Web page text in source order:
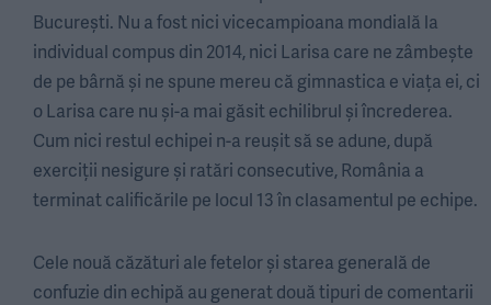
București. Nu a fost nici vicecampioana mondială la
individual compus din 2014, nici Larisa care ne zâmbește
de pe bârnă și ne spune mereu că gimnastica e viața ei, ci
o Larisa care nu și-a mai găsit echilibrul și încrederea.
Cum nici restul echipei n-a reușit să se adune, după
exerciții nesigure și ratări consecutive, România a
terminat calificările pe locul 13 în clasamentul pe echipe.
Cele nouă căzături ale fetelor și starea generală de
confuzie din echipă au generat două tipuri de comentarii